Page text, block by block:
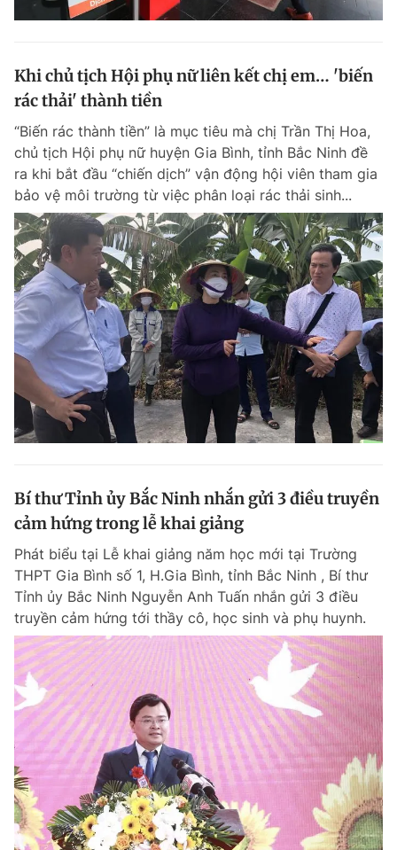
Khi chủ tịch Hội phụ nữ liên kết chị em… 'biến
rác thải' thành tiền
“Biến rác thành tiền” là mục tiêu mà chị Trần Thị Hoa,
chủ tịch Hội phụ nữ huyện Gia Bình, tỉnh Bắc Ninh đề
ra khi bắt đầu “chiến dịch” vận động hội viên tham gia
bảo vệ môi trường từ việc phân loại rác thải sinh...
Bí thư Tỉnh ủy Bắc Ninh nhắn gửi 3 điều truyền
cảm hứng trong lễ khai giảng
Phát biểu tại Lễ khai giảng năm học mới tại Trường
THPT Gia Bình số 1, H.Gia Bình, tỉnh Bắc Ninh , Bí thư
Tỉnh ủy Bắc Ninh Nguyễn Anh Tuấn nhắn gửi 3 điều
truyền cảm hứng tới thầy cô, học sinh và phụ huynh.